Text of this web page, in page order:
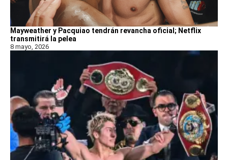
Mayweather y Pacquiao tendrán revancha oficial; Netflix
transmitirá la pelea
8 mayo, 2026